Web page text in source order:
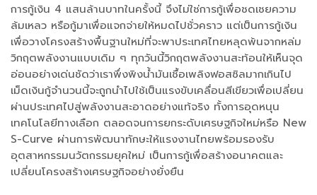
การกู้เงิน 4 แสนล้านบาทในครั้งนี้ จึงไม่ใช่การกู้เพื่อชดเชยความ
ล้มเหลว หรือกู้มาเพื่อแจกจ่ายให้หมดไปชั่วคราว แต่เป็นการกู้เงิน
เพื่อวางโครงสร้างพื้นฐานใหม่ที่จะพาประเทศไทยหลุดพ้นจากหล่ม
วิกฤตพลังงานแบบเดิม ๆ ทุกวันนี้วิกฤตพลังงานสะท้อนให้เห็นจุด
อ่อนอย่างเด่นชัดว่าเราพึ่งพิงน้ำมันเชื้อเพลิงฟอสซิลมากเกินไป
เม็ดเงินกู้จำนวนนี้จะถูกนำไปใช้เป็นแรงขับเคลื่อนสีเขียวเพื่อเปลี่ยน
ผ่านประเทศไปสู่พลังงานสะอาดอย่างแท้จริง ทั้งการอุดหนุน
เทคโนโลยีทางเลือก ตลอดจนการยกระดับเศรษฐกิจใหม่หรือ New
S-Curve ผ่านการพัฒนาทักษะให้แรงงานไทยพร้อมรองรับ
อุตสาหกรรมนวัตกรรมยุคใหม่ เป็นการกู้เพื่อสร้างอนาคตและ
เปลี่ยนโครงสร้างเศรษฐกิจอย่างยั่งยืน